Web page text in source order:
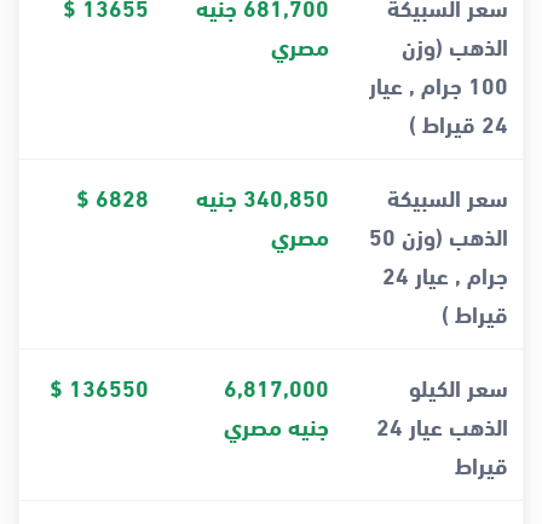
الذهب (وزن
100 جرام , عيار
24 قيراط )
مصري
سعر السبيكة
الذهب (وزن 50
جرام , عيار 24
قيراط )
340,850 جنيه
مصري
6828 $
سعر الكيلو
الذهب عيار 24
قيراط
6,817,000
جنيه مصري
136550 $